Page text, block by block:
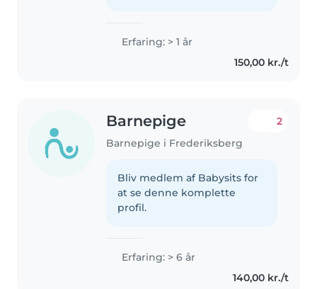
Erfaring: > 1 år
150,00 kr./t
Barnepige
Barnepige i Frederiksberg
2
Bliv medlem af Babysits for
at se denne komplette
profil.
Erfaring: > 6 år
140,00 kr./t